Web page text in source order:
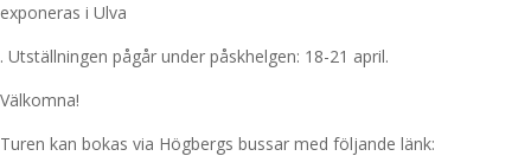
exponeras i Ulva
. Utställningen pågår under påskhelgen: 18-21 april.
Välkomna!
Turen kan bokas via Högbergs bussar med följande länk: